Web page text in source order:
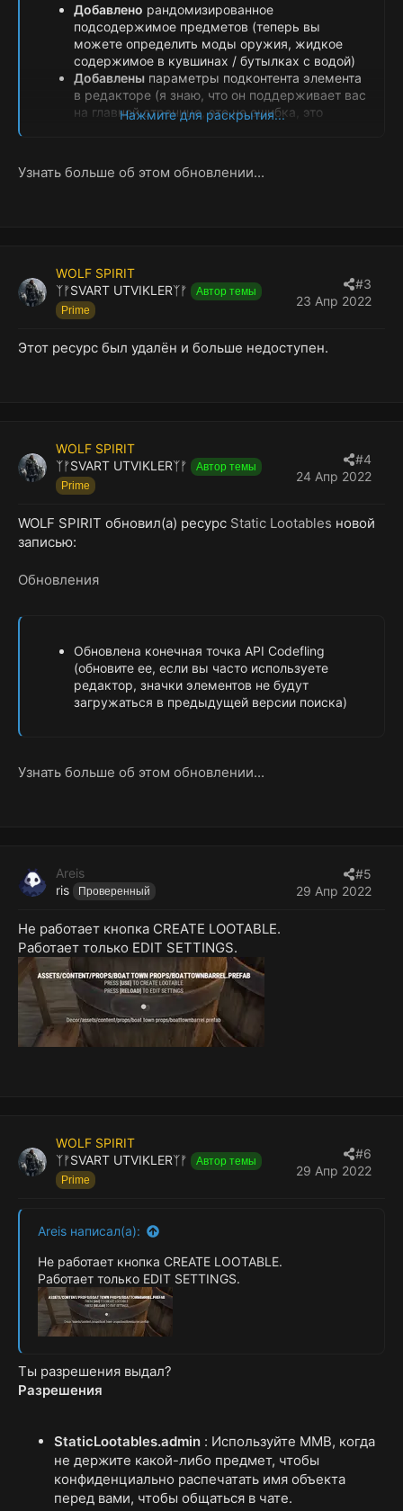
Добавлено рандомизированное
подсодержимое предметов (теперь вы
можете определить моды оружия, жидкое
содержимое в кувшинах / бутылках с водой)
Добавлены параметры подконтента элемента
в редакторе (я знаю, что он поддерживает вас
на главной странице, это не ошибка, это
сбросит таймер пополнения/восстановит
Нажмите для раскрытия...
Узнать больше об этом обновлении...
WOLF SPIRIT
ᛉᚠSVART UTVIKLERᛉᚠ
Автор темы
Prime
23 Апр 2022
#3
Этот ресурс был удалён и больше недоступен.
WOLF SPIRIT
ᛉᚠSVART UTVIKLERᛉᚠ
Автор темы
Prime
24 Апр 2022
#4
WOLF SPIRIT обновил(а) ресурс Static Lootables новой
записью:
Обновления
Обновлена конечная точка API Codefling
(обновите ее, если вы часто используете
редактор, значки элементов не будут
загружаться в предыдущей версии поиска)
Узнать больше об этом обновлении...
Areis
ris
Проверенный 29 Апр 2022
#5
Не работает кнопка CREATE LOOTABLE.
Работает только EDIT SETTINGS.
WOLF SPIRIT
ᛉᚠSVART UTVIKLERᛉᚠ
Автор темы
Prime
29 Апр 2022
#6
Areis написал(а):
Не работает кнопка CREATE LOOTABLE.
Работает только EDIT SETTINGS.
Ты разрешения выдал?
Разрешения
StaticLootables.admin : Используйте MMB, когда
не держите какой-либо предмет, чтобы
конфиденциально распечатать имя объекта
перед вами, чтобы общаться в чате.